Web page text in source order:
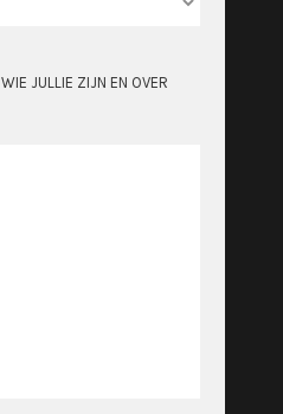
JULLIE ZIJN EN OVER